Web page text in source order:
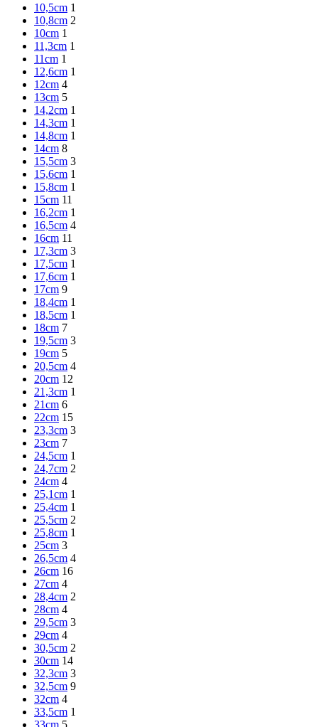
10,5cm 1
10,8cm 2
10cm 1
11,3cm 1
11cm 1
12,6cm 1
12cm 4
13cm 5
14,2cm 1
14,3cm 1
14,8cm 1
14cm 8
15,5cm 3
15,6cm 1
15,8cm 1
15cm 11
16,2cm 1
16,5cm 4
16cm 11
17,3cm 3
17,5cm 1
17,6cm 1
17cm 9
18,4cm 1
18,5cm 1
18cm 7
19,5cm 3
19cm 5
20,5cm 4
20cm 12
21,3cm 1
21cm 6
22cm 15
23,3cm 3
23cm 7
24,5cm 1
24,7cm 2
24cm 4
25,1cm 1
25,4cm 1
25,5cm 2
25,8cm 1
25cm 3
26,5cm 4
26cm 16
27cm 4
28,4cm 2
28cm 4
29,5cm 3
29cm 4
30,5cm 2
30cm 14
32,3cm 3
32,5cm 9
32cm 4
33,5cm 1
33cm 5